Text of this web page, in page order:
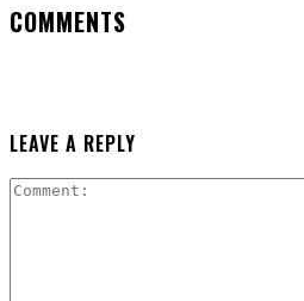
COMMENTS
LEAVE A REPLY